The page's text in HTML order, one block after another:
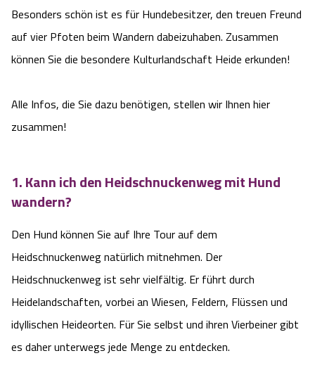
Unterkünfte
Wanderpass
Touristinformationen
Katalogbestellung
Blog
Besonders schön ist es für Hundebesitzer, den treuen Freund
auf vier Pfoten beim Wandern dabeizuhaben. Zusammen
können Sie die besondere Kulturlandschaft Heide erkunden!
Alle Infos, die Sie dazu benötigen, stellen wir Ihnen hier
zusammen!
1. Kann ich den Heidschnuckenweg mit Hund
wandern?
Den Hund können Sie auf Ihre Tour auf dem
Heidschnuckenweg natürlich mitnehmen. Der
Heidschnuckenweg ist sehr vielfältig. Er führt durch
Heidelandschaften, vorbei an Wiesen, Feldern, Flüssen und
idyllischen Heideorten. Für Sie selbst und ihren Vierbeiner gibt
es daher unterwegs jede Menge zu entdecken.